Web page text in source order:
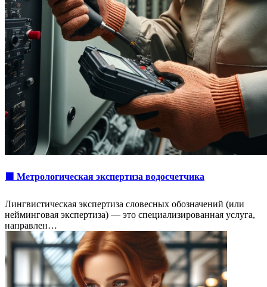
🟩 Метрологическая экспертиза водосчетчика
Лингвистическая экспертиза словесных обозначений (или
нейминговая экспертиза) — это специализированная услуга,
направлен…